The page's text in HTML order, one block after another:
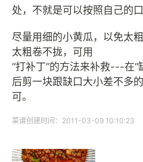
处，不就是可以按照自己的口
尽量用细的小黄瓜，以免太
太粗卷不拢，可用
“打补丁”的方法来补救---在“
后剪一块跟缺口大小差不多
可。
菜谱创建时间：2011-03-09 10:10:23